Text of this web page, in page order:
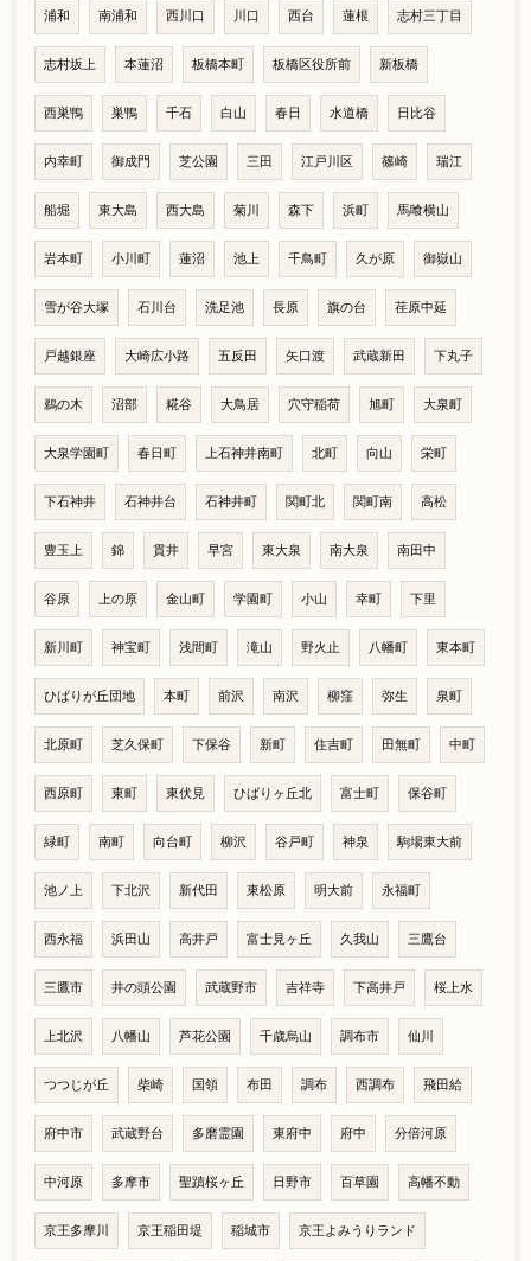
浦和 南浦和 西川口 川口 西台 蓮根 志村三丁目
志村坂上 本蓮沼 板橋本町 板橋区役所前 新板橋
西巣鴨 巣鴨 千石 白山 春日 水道橋 日比谷
内幸町 御成門 芝公園 三田 江戸川区 篠崎 瑞江
船堀 東大島 西大島 菊川 森下 浜町 馬喰横山
岩本町 小川町 蓮沼 池上 千鳥町 久が原 御嶽山
雪が谷大塚 石川台 洗足池 長原 旗の台 荏原中延
戸越銀座 大崎広小路 五反田 矢口渡 武蔵新田 下丸子
鵜の木 沼部 糀谷 大鳥居 穴守稲荷 旭町 大泉町
大泉学園町 春日町 上石神井南町 北町 向山 栄町
下石神井 石神井台 石神井町 関町北 関町南 高松
豊玉上 錦 貫井 早宮 東大泉 南大泉 南田中
谷原 上の原 金山町 学園町 小山 幸町 下里
新川町 神宝町 浅間町 滝山 野火止 八幡町 東本町
ひばりが丘団地 本町 前沢 南沢 柳窪 弥生 泉町
北原町 芝久保町 下保谷 新町 住吉町 田無町 中町
西原町 東町 東伏見 ひばりヶ丘北 富士町 保谷町
緑町 南町 向台町 柳沢 谷戸町 神泉 駒場東大前
池ノ上 下北沢 新代田 東松原 明大前 永福町
西永福 浜田山 高井戸 富士見ヶ丘 久我山 三鷹台
三鷹市 井の頭公園 武蔵野市 吉祥寺 下高井戸 桜上水
上北沢 八幡山 芦花公園 千歳烏山 調布市 仙川
つつじが丘 柴崎 国領 布田 調布 西調布 飛田給
府中市 武蔵野台 多磨霊園 東府中 府中 分倍河原
中河原 多摩市 聖蹟桜ヶ丘 日野市 百草園 高幡不動
京王多摩川 京王稲田堤 稲城市 京王よみうりランド